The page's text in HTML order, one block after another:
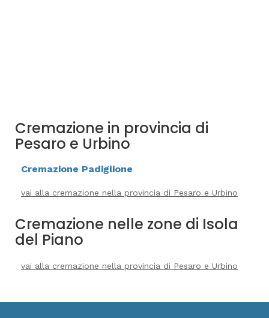
Cremazione in provincia di
Pesaro e Urbino
Cremazione Padiglione
vai alla cremazione nella provincia di Pesaro e Urbino
Cremazione nelle zone di Isola
del Piano
vai alla cremazione nella provincia di Pesaro e Urbino